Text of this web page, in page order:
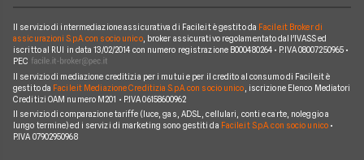
Mappa del sito
Assicurazione Autocarro
UnipolSai
Allianz
Compagnie e intermediari
Il servizio di intermediazione assicurativa di Facile.it è gestito da Facile.it Broker di
assicurazioni S.p.A. con socio unico, broker assicurativo regolamentato dall'IVASS ed
iscritto al RUI in data 13/02/2014 con numero registrazione B000480264 • P.IVA 08007250965 •
PEC
Il servizio di mediazione creditizia per i mutui e per il credito al consumo di Facile.it è
gestito da Facile.it Mediazione Creditizia S.p.A. con socio unico , iscrizione Elenco Mediatori
Creditizi OAM numero M201 • P.IVA 06158600962
Il servizio di comparazione tariffe (luce, gas, ADSL, cellulari, conti e carte, noleggio a
lungo termine) ed i servizi di marketing sono gestiti da Facile.it S.p.A. con socio unico•
P.IVA 07902950968